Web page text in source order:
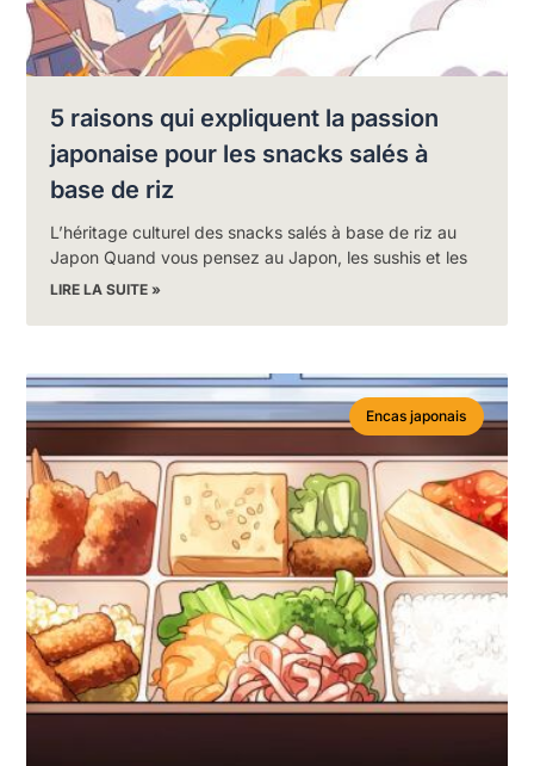
5 raisons qui expliquent la passion
japonaise pour les snacks salés à
base de riz
L’héritage culturel des snacks salés à base de riz au
Japon Quand vous pensez au Japon, les sushis et les
LIRE LA SUITE »
Encas japonais